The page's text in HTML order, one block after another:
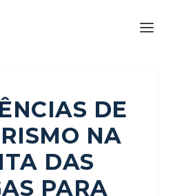
DE
NA
DAS
PARA